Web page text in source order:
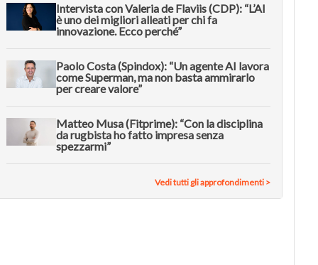
Intervista con Valeria de Flaviis (CDP): “L’AI
è uno dei migliori alleati per chi fa
innovazione. Ecco perché”
Paolo Costa (Spindox): “Un agente AI lavora
come Superman, ma non basta ammirarlo
per creare valore”
Matteo Musa (Fitprime): “Con la disciplina
da rugbista ho fatto impresa senza
spezzarmi”
Vedi tutti gli approfondimenti >